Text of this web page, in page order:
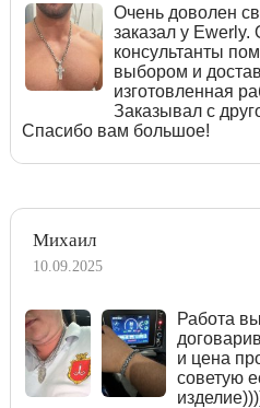
Очень доволен
заказал у
консультанты
выбором и
изготовленная
Заказывал с
Спасибо вам большое!
Михаил
10.09.2025
Работа
и цена
советую